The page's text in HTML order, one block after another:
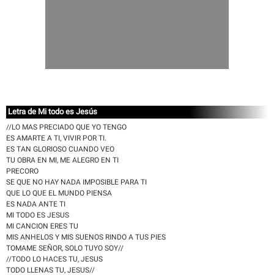
Letra de Mi todo es Jesús
//LO MAS PRECIADO QUE YO TENGO
ES AMARTE A TI, VIVIR POR TI.
ES TAN GLORIOSO CUANDO VEO
TU OBRA EN MI, ME ALEGRO EN TI
PRECORO
SE QUE NO HAY NADA IMPOSIBLE PARA TI
QUE LO QUE EL MUNDO PIENSA
ES NADA ANTE TI
MI TODO ES JESUS
MI CANCION ERES TU
MIS ANHELOS Y MIS SUENOS RINDO A TUS PIES
TOMAME SEÑOR, SOLO TUYO SOY//
//TODO LO HACES TU, JESUS
TODO LLENAS TU, JESUS//